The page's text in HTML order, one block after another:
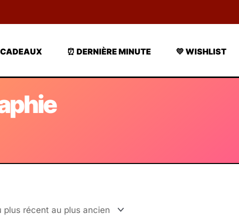
CADEAUX ⏰ DERNIÈRE MINUTE 💛 WISHLIST